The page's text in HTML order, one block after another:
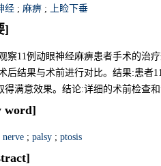
经 ; 麻痹 ; 上睑下垂
]
察11例动眼神经麻痹患者手术的治
后结果与术前进行对比。结果:患者
得满意效果。结论:详细的术前检查
word]
nerve ; palsy ; ptosis